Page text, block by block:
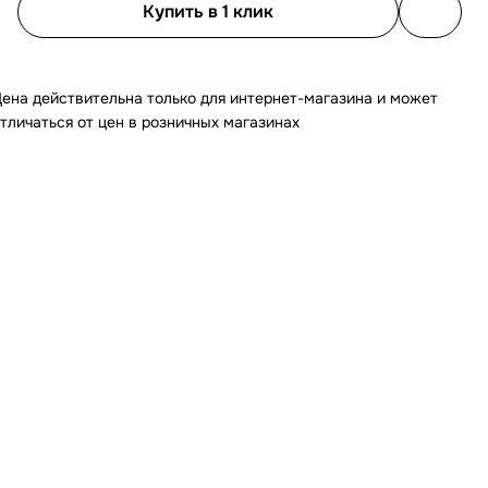
Купить в 1 клик
действительна только для интернет-магазина и может
от цен в розничных магазинах